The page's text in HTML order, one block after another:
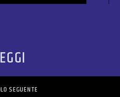
SEGUENTE